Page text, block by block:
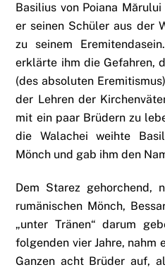
Basilius von Poiana
er seinen Schüler aus der
zu seinem
erklärte ihm die Gefahren,
(des absoluten
der Lehren der
mit ein paar Brüdern zu
die Walachei weihte
Mönch und gab ihm den
Dem Starez gehorchend,
rumänischen Mönch,
„unter Tränen“ darum
folgenden vier Jahre, nahm
Ganzen acht Brüder auf,